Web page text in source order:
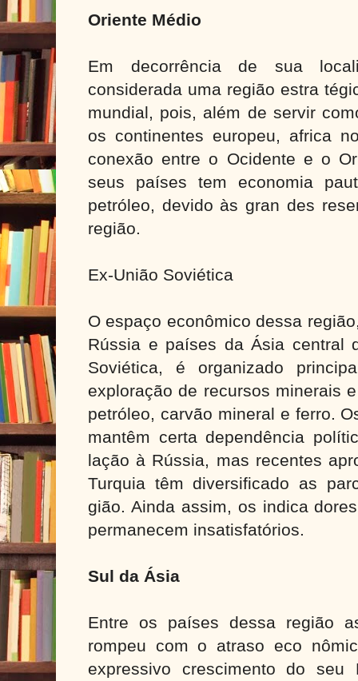
Oriente Médio
Em decorrência de sua
considerada uma região estra
mundial, pois, além de servir
os continentes europeu, africa
conexão entre o Ocidente e o
seus países tem economia
petróleo, devido às gran des
região.
Ex-União Soviética
O espaço econômico dessa
Rússia e países da Ásia central
Soviética, é organizado
exploração de recursos minerais
petróleo, carvão mineral e ferro.
mantêm certa dependência
lação à Rússia, mas recentes
Turquia têm diversificado as
gião. Ainda assim, os indica
permanecem insatisfatórios.
Sul da Ásia
Entre os países dessa região
rompeu com o atraso eco
expressivo crescimento do seu